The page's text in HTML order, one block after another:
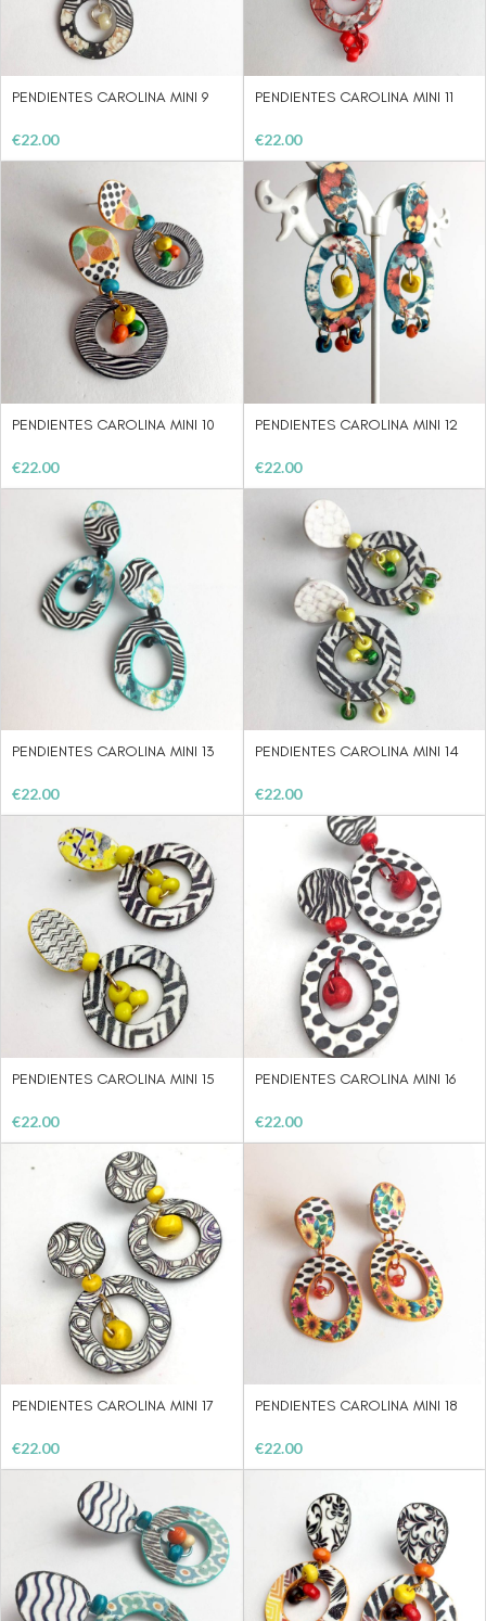
PENDIENTES CAROLINA MINI 9
€22.00
PENDIENTES CAROLINA MINI 11
€22.00
PENDIENTES CAROLINA MINI 10
€22.00
PENDIENTES CAROLINA MINI 12
€22.00
PENDIENTES CAROLINA MINI 13
€22.00
PENDIENTES CAROLINA MINI 14
€22.00
PENDIENTES CAROLINA MINI 15
€22.00
PENDIENTES CAROLINA MINI 16
€22.00
PENDIENTES CAROLINA MINI 17
€22.00
PENDIENTES CAROLINA MINI 18
€22.00